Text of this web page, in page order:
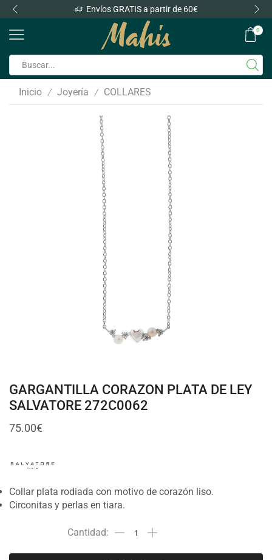
Envíos GRATIS a partir de 60€
0
Inicio / Joyería / COLLARES
GARGANTILLA CORAZON PLATA DE LEY
SALVATORE 272C0062
75.00€
Collar plata rodiada con motivo de corazón liso.
Circonitas y perlas en tiara.